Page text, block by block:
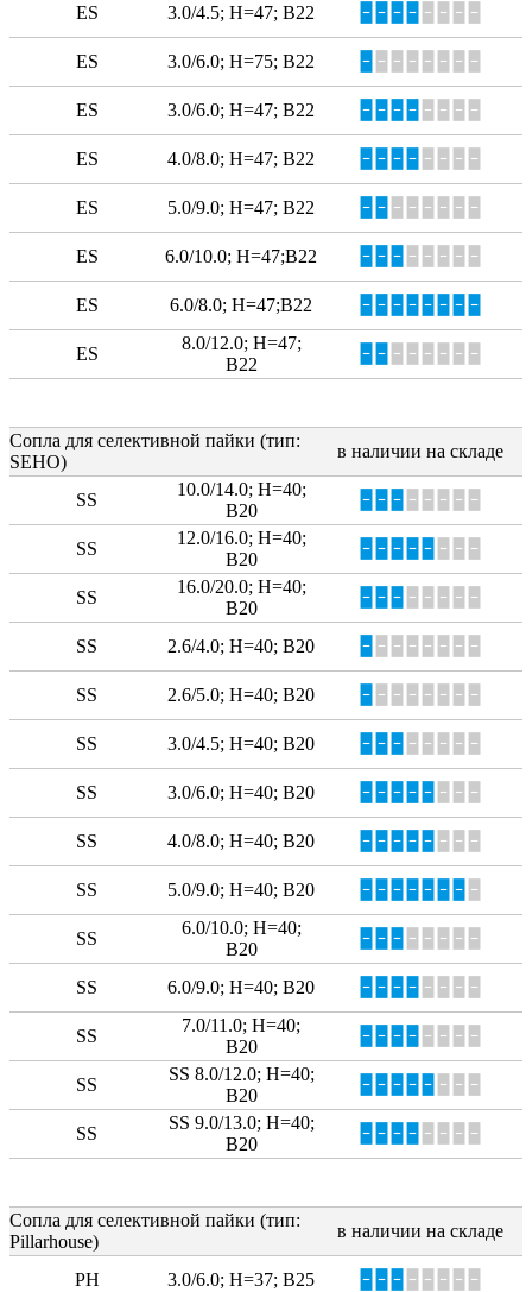
ES 3.0/4.5; Н=47; В22 🁢🁢🁢🁢 🁢🁢🁢🁢
ES 3.0/6.0; H=75; B22 🁢 🁢🁢🁢🁢🁢🁢🁢
ES 3.0/6.0; Н=47; В22 🁢🁢🁢🁢 🁢🁢🁢🁢
ES 4.0/8.0; Н=47; В22 🁢🁢🁢🁢 🁢🁢🁢🁢
ES 5.0/9.0; Н=47; В22 🁢🁢 🁢🁢🁢🁢🁢🁢
ES 6.0/10.0; H=47;B22 🁢🁢🁢 🁢🁢🁢🁢🁢
ES 6.0/8.0; H=47;B22 🁢🁢🁢🁢🁢🁢🁢🁢
ES
8.0/12.0; H=47;
B22
🁢🁢 🁢🁢🁢🁢🁢🁢
Сопла для селективной пайки (тип:
SEHO)
в наличии на складе
SS
10.0/14.0; Н=40;
В20
🁢🁢🁢 🁢🁢🁢🁢🁢
SS
12.0/16.0; Н=40;
В20
🁢🁢🁢🁢🁢 🁢🁢🁢
SS
16.0/20.0; Н=40;
В20
🁢🁢🁢 🁢🁢🁢🁢🁢
SS 2.6/4.0; H=40; B20 🁢 🁢🁢🁢🁢🁢🁢🁢
SS 2.6/5.0; H=40; B20 🁢 🁢🁢🁢🁢🁢🁢🁢
SS 3.0/4.5; Н=40; В20 🁢🁢🁢 🁢🁢🁢🁢🁢
SS 3.0/6.0; Н=40; В20 🁢🁢🁢🁢🁢 🁢🁢🁢
SS 4.0/8.0; Н=40; В20 🁢🁢🁢🁢🁢 🁢🁢🁢
SS 5.0/9.0; Н=40; В20 🁢🁢🁢🁢🁢🁢🁢 🁢
SS
6.0/10.0; H=40;
B20
🁢🁢🁢 🁢🁢🁢🁢🁢
SS 6.0/9.0; H=40; B20 🁢🁢🁢🁢 🁢🁢🁢🁢
SS
7.0/11.0; Н=40;
В20
🁢🁢🁢🁢 🁢🁢🁢🁢
SS
SS 8.0/12.0; Н=40;
В20
🁢🁢🁢🁢🁢 🁢🁢🁢
SS
SS 9.0/13.0; Н=40;
В20
🁢🁢🁢🁢 🁢🁢🁢🁢
Сопла для селективной пайки (тип:
Pillarhouse)
в наличии на складе
PH 3.0/6.0; Н=37; В25 🁢🁢🁢 🁢🁢🁢🁢🁢